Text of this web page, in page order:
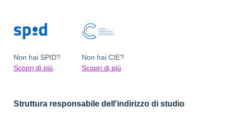
Non hai SPID?
Scopri di più
Non hai CIE?
Scopri di più
Struttura responsabile dell'indirizzo di studio